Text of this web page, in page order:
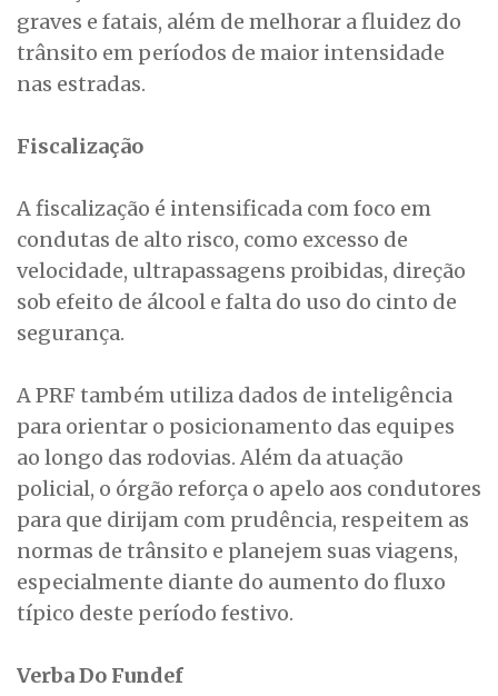
graves e fatais, além de melhorar a fluidez do
trânsito em períodos de maior intensidade
nas estradas.
Fiscalização
A fiscalização é intensificada com foco em
condutas de alto risco, como excesso de
velocidade, ultrapassagens proibidas, direção
sob efeito de álcool e falta do uso do cinto de
segurança.
A PRF também utiliza dados de inteligência
para orientar o posicionamento das equipes
ao longo das rodovias. Além da atuação
policial, o órgão reforça o apelo aos condutores
para que dirijam com prudência, respeitem as
normas de trânsito e planejem suas viagens,
especialmente diante do aumento do fluxo
típico deste período festivo.
Verba Do Fundef